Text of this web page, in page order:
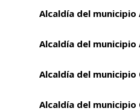
Alcaldía del municipio
Alcaldía del
Alcaldía del municipio
Alcaldía del municipio